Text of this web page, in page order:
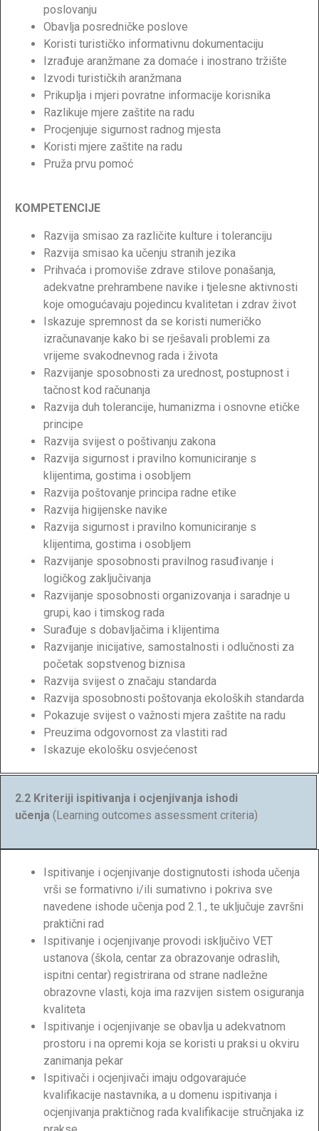
poslovanju
Obavlja posredničke poslove
Koristi turističko informativnu dokumentaciju
Izrađuje aranžmane za domaće i inostrano tržište
Izvodi turističkih aranžmana
Prikuplja i mjeri povratne informacije korisnika
Razlikuje mjere zaštite na radu
Procjenjuje sigurnost radnog mjesta
Koristi mjere zaštite na radu
Pruža prvu pomoć
KOMPETENCIJE
Razvija smisao za različite kulture i toleranciju
Razvija smisao ka učenju stranih jezika
Prihvaća i promoviše zdrave stilove ponašanja,
adekvatne prehrambene navike i tjelesne aktivnosti
koje omogućavaju pojedincu kvalitetan i zdrav život
Iskazuje spremnost da se koristi numeričko
izračunavanje kako bi se rješavali problemi za
vrijeme svakodnevnog rada i života
Razvijanje sposobnosti za urednost, postupnost i
tačnost kod računanja
Razvija duh tolerancije, humanizma i osnovne etičke
principe
Razvija svijest o poštivanju zakona
Razvija sigurnost i pravilno komuniciranje s
klijentima, gostima i osobljem
Razvija poštovanje principa radne etike
Razvija higijenske navike
Razvija sigurnost i pravilno komuniciranje s
klijentima, gostima i osobljem
Razvijanje sposobnosti pravilnog rasuđivanje i
logičkog zaključivanja
Razvijanje sposobnosti organizovanja i saradnje u
grupi, kao i timskog rada
Surađuje s dobavljačima i klijentima
Razvijanje inicijative, samostalnosti i odlučnosti za
početak sopstvenog biznisa
Razvija svijest o značaju standarda
Razvija sposobnosti poštovanja ekoloških standarda
Pokazuje svijest o važnosti mjera zaštite na radu
Preuzima odgovornost za vlastiti rad
Iskazuje ekološku osvjećenost
2.2 Kriteriji ispitivanja i ocjenjivanja ishodi
učenja (Learning outcomes assessment criteria)
Ispitivanje i ocjenjivanje dostignutosti ishoda učenja
vrši se formativno i/ili sumativno i pokriva sve
navedene ishode učenja pod 2.1., te uključuje završni
praktični rad
Ispitivanje i ocjenjivanje provodi isključivo VET
ustanova (škola, centar za obrazovanje odraslih,
ispitni centar) registrirana od strane nadležne
obrazovne vlasti, koja ima razvijen sistem osiguranja
kvaliteta
Ispitivanje i ocjenjivanje se obavlja u adekvatnom
prostoru i na opremi koja se koristi u praksi u okviru
zanimanja pekar
Ispitivači i ocjenjivači imaju odgovarajuće
kvalifikacije nastavnika, a u domenu ispitivanja i
ocjenjivanja praktičnog rada kvalifikacije stručnjaka iz